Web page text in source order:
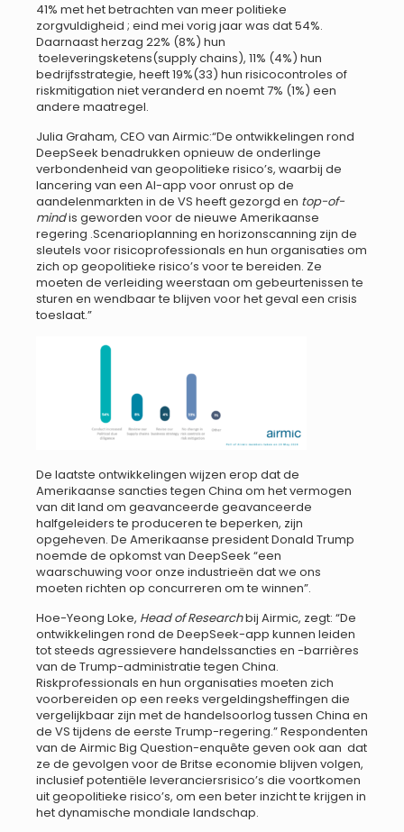
41% met het betrachten van meer politieke
zorgvuldigheid ; eind mei vorig jaar was dat 54%.
Daarnaast herzag 22% (8%) hun
toeleveringsketens(supply chains), 11% (4%) hun
bedrijfsstrategie, heeft 19%(33) hun risicocontroles of
riskmitigation niet veranderd en noemt 7% (1%) een
andere maatregel.
Julia Graham, CEO van Airmic:“De ontwikkelingen rond
DeepSeek benadrukken opnieuw de onderlinge
verbondenheid van geopolitieke risico’s, waarbij de
lancering van een AI-app voor onrust op de
aandelenmarkten in de VS heeft gezorgd en top-of-
mindis geworden voor de nieuwe Amerikaanse
regering .Scenarioplanning en horizonscanning zijn de
sleutels voor risicoprofessionals en hun organisaties om
zich op geopolitieke risico’s voor te bereiden. Ze
moeten de verleiding weerstaan om gebeurtenissen te
sturen en wendbaar te blijven voor het geval een crisis
toeslaat.”
De laatste ontwikkelingen wijzen erop dat de
Amerikaanse sancties tegen China om het vermogen
van dit land om geavanceerde geavanceerde
halfgeleiders te produceren te beperken, zijn
opgeheven. De Amerikaanse president Donald Trump
noemde de opkomst van DeepSeek “een
waarschuwing voor onze industrieën dat we ons
moeten richten op concurreren om te winnen”.
Hoe-Yeong Loke, Head of Researchbij Airmic, zegt: “De
ontwikkelingen rond de DeepSeek-app kunnen leiden
tot steeds agressievere handelssancties en -barrières
van de Trump-administratie tegen China.
Riskprofessionals en hun organisaties moeten zich
voorbereiden op een reeks vergeldingsheffingen die
vergelijkbaar zijn met de handelsoorlog tussen China en
de VS tijdens de eerste Trump-regering.” Respondenten
van de Airmic Big Question-enquête geven ook aan dat
ze de gevolgen voor de Britse economie blijven volgen,
inclusief potentiële leveranciersrisico’s die voortkomen
uit geopolitieke risico’s, om een beter inzicht te krijgen in
het dynamische mondiale landschap.